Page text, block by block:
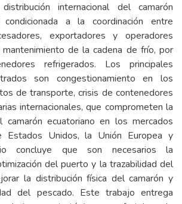
internacional del camarón
a la coordinación entre
exportadores y operadores
de la cadena de frío, por
refrigerados. Los principales
son congestionamiento en los
de transporte, crisis de contenedores
internacionales, que comprometen la
camarón ecuatoriano en los mercados
Estados Unidos, la Unión Europea y
concluye que son necesarios la
del puerto y la trazabilidad del
la distribución física del camarón y
del pescado. Este trabajo entrega